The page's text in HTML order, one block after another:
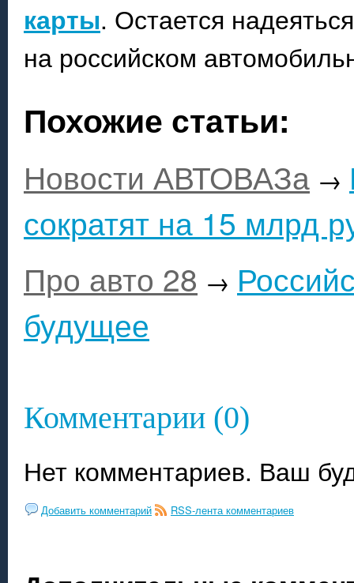
карты. Остается
на российском
Похожие статьи:
Новости АВТОВАЗа →
сократят на 15 млрд
Про авто 28 →
будущее
Комментарии (0)
Нет комментариев. Ваш
Добавить комментарий RSS-лента комментариев